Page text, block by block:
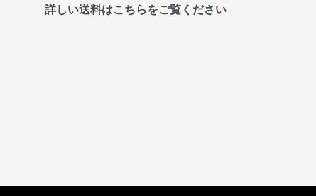
詳しい送料はこちらをご覧ください